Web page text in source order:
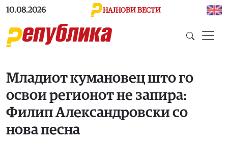
Skip to main content
10.08.2026 НАЈНОВИ ВЕСТИ
Младиот кумановец што го
освои регионот не запира:
Филип Александровски со
нова песна